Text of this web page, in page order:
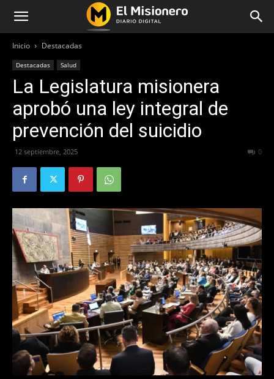
Inicio Destacadas
Destacadas Salud
La Legislatura misionera
aprobó una ley integral de
prevención del suicidio
12 septiembre, 2025 0